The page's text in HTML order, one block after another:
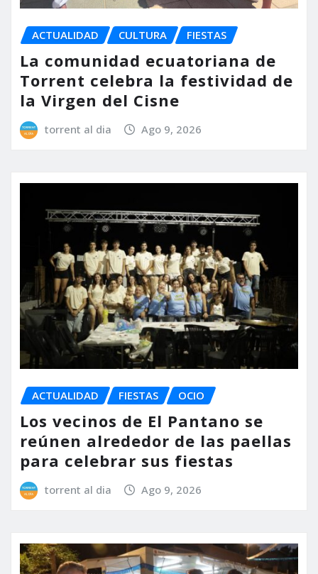
ACTUALIDAD CULTURA FIESTAS
La comunidad ecuatoriana de
Torrent celebra la festividad de
la Virgen del Cisne
torrent al dia Ago 9, 2026
ACTUALIDAD FIESTAS OCIO
Los vecinos de El Pantano se
reúnen alrededor de las paellas
para celebrar sus fiestas
torrent al dia Ago 9, 2026